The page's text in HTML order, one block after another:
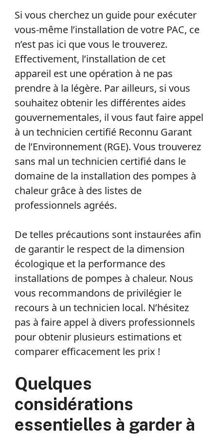
Si vous cherchez un guide pour exécuter
vous-même l’installation de votre PAC, ce
n’est pas ici que vous le trouverez.
Effectivement, l’installation de cet
appareil est une opération à ne pas
prendre à la légère. Par ailleurs, si vous
souhaitez obtenir les différentes aides
gouvernementales, il vous faut faire appel
à un technicien certifié Reconnu Garant
de l’Environnement (RGE). Vous trouverez
sans mal un technicien certifié dans le
domaine de la installation des pompes à
chaleur grâce à des listes de
professionnels agréés.
De telles précautions sont instaurées afin
de garantir le respect de la dimension
écologique et la performance des
installations de pompes à chaleur. Nous
vous recommandons de privilégier le
recours à un technicien local. N’hésitez
pas à faire appel à divers professionnels
pour obtenir plusieurs estimations et
comparer efficacement les prix !
Quelques
considérations
essentielles à garder à